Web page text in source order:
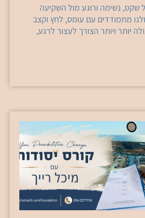
נשימה ורוגע מול השקיעה
מתמודדים עם עומס, לחץ וקצב
יותר ויותר הצורך לעצור לרגע,